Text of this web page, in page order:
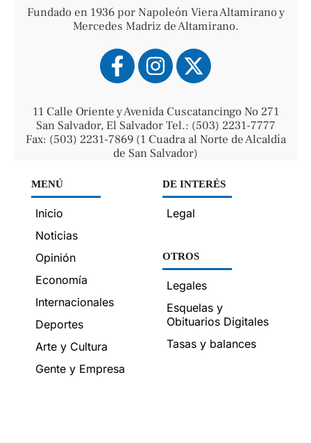
Fundado en 1936 por Napoleón Viera Altamirano y
Mercedes Madriz de Altamirano.
11 Calle Oriente y Avenida Cuscatancingo No 271
San Salvador, El Salvador Tel.: (503) 2231-7777
Fax: (503) 2231-7869 (1 Cuadra al Norte de Alcaldía
de San Salvador)
MENÚ
Inicio
Noticias
Opinión
Economía
Internacionales
Deportes
Arte y Cultura
Gente y Empresa
DE INTERÉS
Legal
OTROS
Legales
Esquelas y
Obituarios Digitales
Tasas y balances